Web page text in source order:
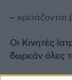
–
Οι Κινητές
δωρεάν όλες